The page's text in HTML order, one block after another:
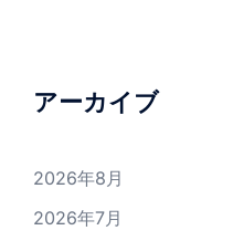
アーカイブ
2026年8月
2026年7月